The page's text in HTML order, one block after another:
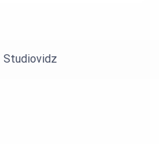
Studiovidz